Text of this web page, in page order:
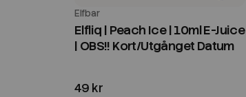
Elfbar
Elfliq | Peach Ice | 10ml E-Juice
| OBS!! Kort/Utgånget Datum
49 kr